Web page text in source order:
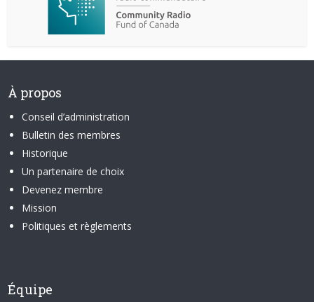
À propos
Conseil d’administration
Bulletin des membres
Historique
Un partenaire de choix
Devenez membre
Mission
Politiques et règlements
Équipe